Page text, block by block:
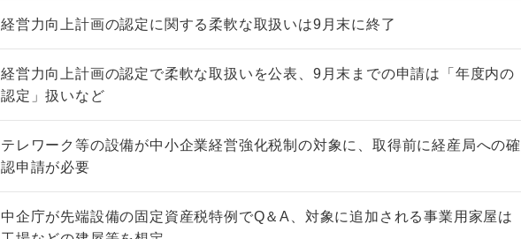
経営力向上計画の認定に関する柔軟な取扱いは9月末に終了
経営力向上計画の認定で柔軟な取扱いを公表、9月末までの申請は「年度内の
認定」扱いなど
テレワーク等の設備が中小企業経営強化税制の対象に、取得前に経産局への確
認申請が必要
中企庁が先端設備の固定資産税特例でQ＆A、対象に追加される事業用家屋は